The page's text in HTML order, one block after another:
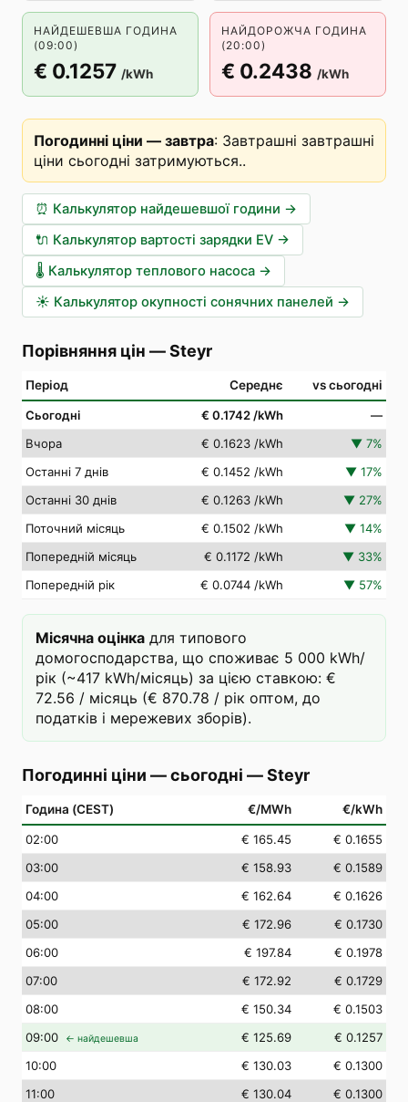
НАЙДЕШЕВША ГОДИНА
(09:00)
€ 0.1257 /kWh
НАЙДОРОЖЧА ГОДИНА
(20:00)
€ 0.2438 /kWh
Погодинні ціни — завтра: Завтрашні завтрашні
ціни сьогодні затримуються..
⏰ Калькулятор найдешевшої години →
🔌 Калькулятор вартості зарядки EV →
🌡️ Калькулятор теплового насоса →
☀️ Калькулятор окупності сонячних панелей →
Порівняння цін —Steyr
Період Середнє vs сьогодні
Сьогодні € 0.1742 /kWh
—
Вчора
€ 0.1623 /kWh ▼ 7%
Останні 7 днів
€ 0.1452 /kWh ▼ 17%
Останні 30 днів
€ 0.1263 /kWh ▼ 27%
Поточний місяць
€ 0.1502 /kWh ▼ 14%
Попередній місяць
€ 0.1172 /kWh ▼ 33%
Попередній рік
€ 0.0744 /kWh ▼ 57%
Місячна оцінка для типового
домогосподарства, що споживає 5 000 kWh/
рік (~417 kWh/місяць) за цією ставкою: €
72.56 / місяць (€ 870.78 / рік оптом, до
податків і мережевих зборів).
Погодинні ціни — сьогодні —Steyr
Година (CEST) €/MWh €/kWh
02:00 € 165.45
€ 0.1655
03:00 € 158.93
€ 0.1589
04:00 € 162.64
€ 0.1626
05:00 € 172.96
€ 0.1730
06:00 € 197.84
€ 0.1978
07:00 € 172.92
€ 0.1729
08:00 € 150.34
€ 0.1503
09:00 ← найдешевша € 125.69
€ 0.1257
10:00 € 130.03
€ 0.1300
11:00 € 130.04
€ 0.1300